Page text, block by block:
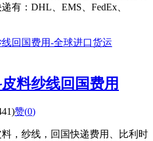
有：DHL、EMS、FedEx、
料纱线回国费用
赞(0)
，纱线，回国快递费用、比利时